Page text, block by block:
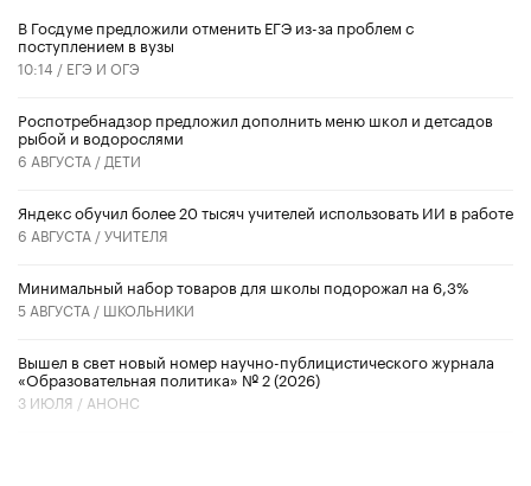
В Госдуме предложили отменить ЕГЭ из-за проблем с
поступлением в вузы
10:14 / ЕГЭ И ОГЭ
Роспотребнадзор предложил дополнить меню школ и детсадов
рыбой и водорослями
6 АВГУСТА / ДЕТИ
​Яндекс обучил более 20 тысяч учителей использовать ИИ в работе
6 АВГУСТА /УЧИТЕЛЯ
Минимальный набор товаров для школы подорожал на 6,3%
5 АВГУСТА / ШКОЛЬНИКИ
Вышел в свет новый номер научно-публицистического журнала
«Образовательная политика» № 2 (2026)
3 ИЮЛЯ / АНОНС